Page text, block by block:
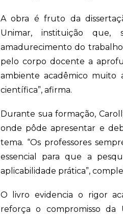
A obra é fruto da
Unimar, instituição
amadurecimento do
pelo corpo docente a
ambiente acadêmico muito
científica”, afirma.
Durante sua formação,
onde pôde apresentar e
tema. “Os professores
essencial para que a
aplicabilidade prática”,
O livro evidencia o rigor
reforça o compromisso da